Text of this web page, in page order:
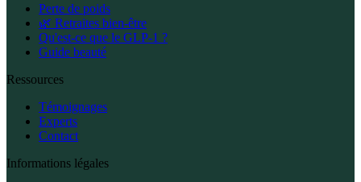
Perte de poids
🌿 Retraites bien-être
Qu'est-ce que le GLP-1 ?
Guide beauté
Ressources
Témoignages
Experts
Contact
Informations légales